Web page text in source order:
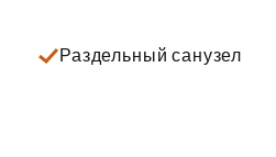
Раздельный санузел